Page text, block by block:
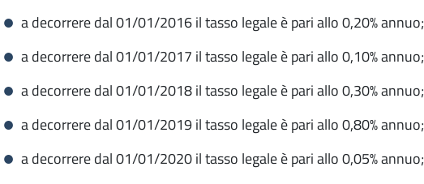
a decorrere dal 01/01/2016 il tasso legale è pari allo 0,20% annuo;
a decorrere dal 01/01/2017 il tasso legale è pari allo 0,10% annuo;
a decorrere dal 01/01/2018 il tasso legale è pari allo 0,30% annuo;
a decorrere dal 01/01/2019 il tasso legale è pari allo 0,80% annuo;
a decorrere dal 01/01/2020 il tasso legale è pari allo 0,05% annuo;